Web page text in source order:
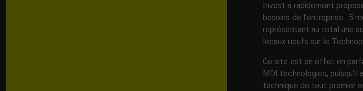
Invest a rapidement
besoins de l’entreprise : 5
représentant au total une
locaux neufs sur le
Ce site est en effet en
MDI technologies,
technique de tout premier